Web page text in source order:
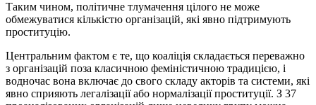
Таким чином, політичне тлумачення цілого не може
обмежуватися кількістю організацій, які явно підтримують
проституцію.
Центральним фактом є те, що коаліція складається переважно
з організацій поза класичною феміністичною традицією, і
водночас вона включає до свого складу акторів та системи, які
явно сприяють легалізації або нормалізації проституції. З 37